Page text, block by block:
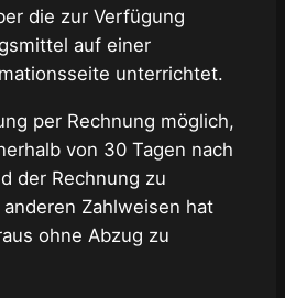
die zur Verfügung
auf einer
unterrichtet.
per Rechnung möglich,
von 30 Tagen nach
der Rechnung zu
Zahlweisen hat
ohne Abzug zu